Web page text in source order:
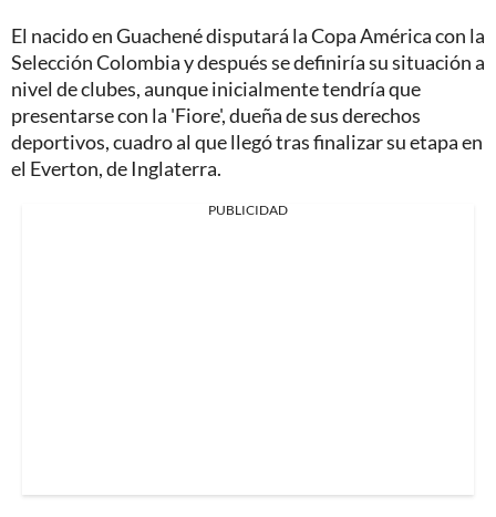
El nacido en Guachené disputará la Copa América con la
Selección Colombia y después se definiría su situación a
nivel de clubes, aunque inicialmente tendría que
presentarse con la 'Fiore', dueña de sus derechos
deportivos, cuadro al que llegó tras finalizar su etapa en
el Everton, de Inglaterra.
PUBLICIDAD